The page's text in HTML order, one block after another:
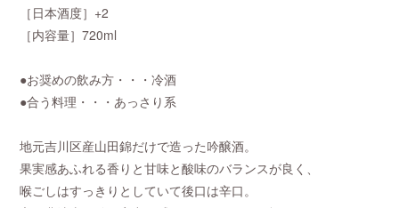
［日本酒度］+2
［内容量］720ml
●お奨めの飲み方・・・冷酒
●合う料理・・・あっさり系
地元吉川区産山田錦だけで造った吟醸酒。
果実感あふれる香りと甘味と酸味のバランスが良く、
喉ごしはすっきりとしていて後口は辛口。